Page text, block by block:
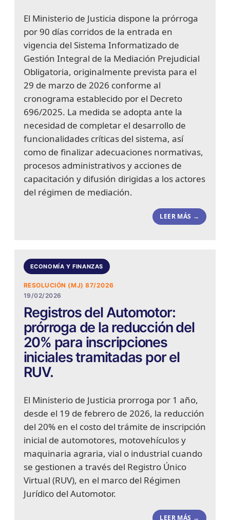
El Ministerio de Justicia dispone la prórroga
por 90 días corridos de la entrada en
vigencia del Sistema Informatizado de
Gestión Integral de la Mediación Prejudicial
Obligatoria, originalmente prevista para el
29 de marzo de 2026 conforme al
cronograma establecido por el Decreto
696/2025. La medida se adopta ante la
necesidad de completar el desarrollo de
funcionalidades críticas del sistema, así
como de finalizar adecuaciones normativas,
procesos administrativos y acciones de
capacitación y difusión dirigidas a los actores
del régimen de mediación.
LEER MÁS →
ECONOMÍA Y FINANZAS
RESOLUCIÓN (MJ) 87/2026
19/02/2026
Registros del Automotor:
prórroga de la reducción del
20% para inscripciones
iniciales tramitadas por el
RUV.
El Ministerio de Justicia prorroga por 1 año,
desde el 19 de febrero de 2026, la reducción
del 20% en el costo del trámite de inscripción
inicial de automotores, motovehículos y
maquinaria agraria, vial o industrial cuando
se gestionen a través del Registro Único
Virtual (RUV), en el marco del Régimen
Jurídico del Automotor.
LEER MÁS →